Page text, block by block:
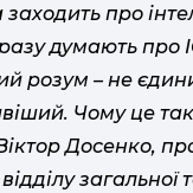
про
думають про
розум – не
Чому це
Досенко,
загальної